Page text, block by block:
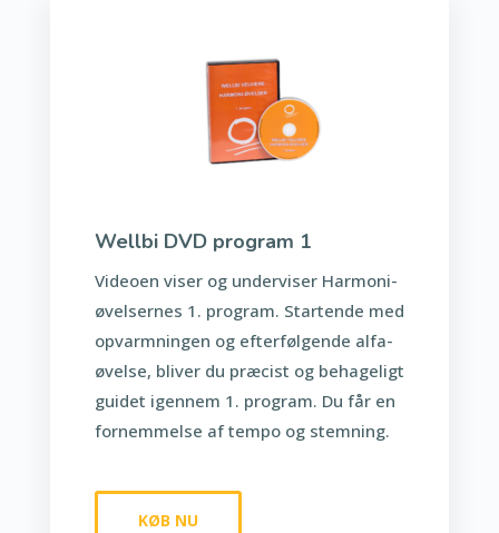
Wellbi DVD program 1
Videoen viser og underviser Harmoni-
øvelsernes 1. program. Startende med
opvarmningen og efterfølgende alfa-
øvelse, bliver du præcist og behageligt
guidet igennem 1. program. Du får en
fornemmelse af tempo og stemning.
KØB NU